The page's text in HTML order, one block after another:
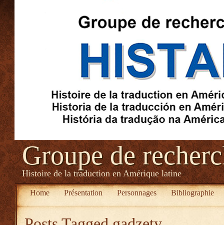
Groupe de
Histoire de la traduction en Amérique latine
Home Présentation Personnages Bibliographie